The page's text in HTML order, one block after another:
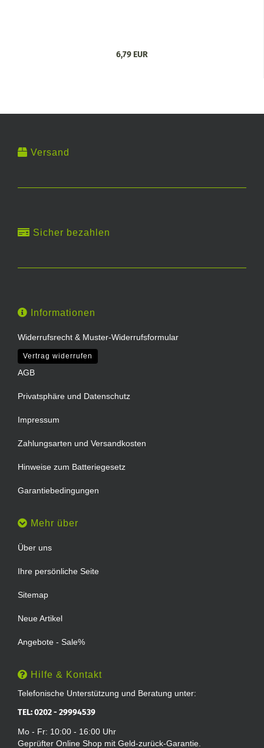
6,79 EUR
Versand
Sicher bezahlen
Informationen
Widerrufsrecht & Muster-Widerrufsformular
Vertrag widerrufen
AGB
Privatsphäre und Datenschutz
Impressum
Zahlungsarten und Versandkosten
Hinweise zum Batteriegesetz
Garantiebedingungen
Mehr über
Über uns
Ihre persönliche Seite
Sitemap
Neue Artikel
Angebote - Sale%
Hilfe & Kontakt
Telefonische Unterstützung und Beratung unter:
TEL: 0202 - 29994539
Mo - Fr: 10:00 - 16:00 Uhr
Geprüfter Online Shop mit Geld-zurück-Garantie.